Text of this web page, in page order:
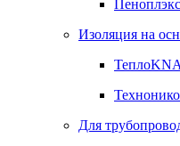
Изоляция на
Для